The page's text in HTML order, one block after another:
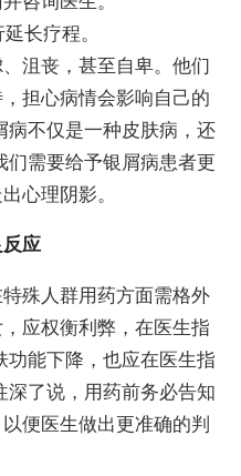
长疗程。
沮丧，甚至自卑。他们
担心病情会影响自己的
病不仅是一种皮肤病，还
需要给予银屑病患者更
心理阴影。
应
殊人群用药方面需格外
应权衡利弊，在医生指
能下降，也应在医生指
了说，用药前务必告知
便医生做出更准确的判